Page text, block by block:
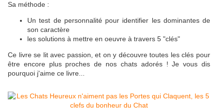
Sa méthode :
Un test de personnalité pour identifier les dominantes de
son caractère
les solutions à mettre en oeuvre à travers 5 "clés"
Ce livre se lit avec passion, et on y découvre toutes les clés pour
être encore plus proches de nos chats adorés ! Je vous dis
pourquoi j'aime ce livre...